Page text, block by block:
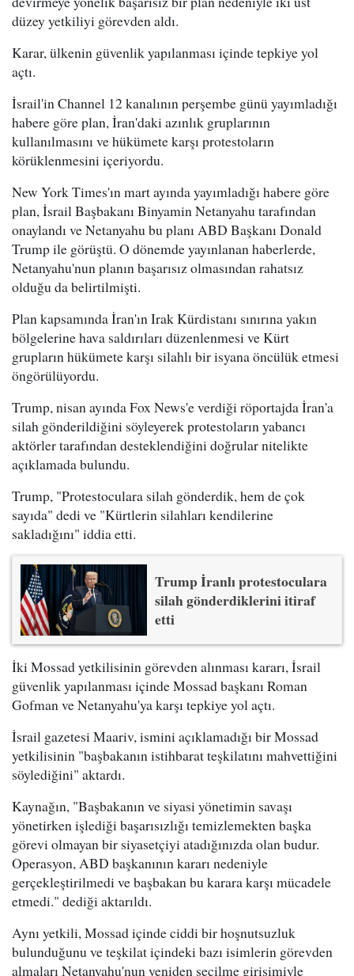
düzey yetkiliyi görevden aldı.
Karar, ülkenin güvenlik yapılanması içinde tepkiye yol
açtı.
İsrail'in Channel 12 kanalının perşembe günü yayımladığı
habere göre plan, İran'daki azınlık gruplarının
kullanılmasını ve hükümete karşı protestoların
körüklenmesini içeriyordu.
New York Times'ın mart ayında yayımladığı habere göre
plan, İsrail Başbakanı Binyamin Netanyahu tarafından
onaylandı ve Netanyahu bu planı ABD Başkanı Donald
Trump ile görüştü. O dönemde yayınlanan haberlerde,
Netanyahu'nun planın başarısız olmasından rahatsız
olduğu da belirtilmişti.
Plan kapsamında İran'ın Irak Kürdistanı sınırına yakın
bölgelerine hava saldırıları düzenlenmesi ve Kürt
grupların hükümete karşı silahlı bir isyana öncülük etmesi
öngörülüyordu.
Trump, nisan ayında Fox News'e verdiği röportajda İran'a
silah gönderildiğini söyleyerek protestoların yabancı
aktörler tarafından desteklendiğini doğrular nitelikte
açıklamada bulundu.
Trump, "Protestoculara silah gönderdik, hem de çok
sayıda" dedi ve "Kürtlerin silahları kendilerine
sakladığını" iddia etti.
Trump İranlı protestoculara
silah gönderdiklerini itiraf
etti
İki Mossad yetkilisinin görevden alınması kararı, İsrail
güvenlik yapılanması içinde Mossad başkanı Roman
Gofman ve Netanyahu'ya karşı tepkiye yol açtı.
İsrail gazetesi Maariv, ismini açıklamadığı bir Mossad
yetkilisinin "başbakanın istihbarat teşkilatını mahvettiğini
söylediğini" aktardı.
Kaynağın, "Başbakanın ve siyasi yönetimin savaşı
yönetirken işlediği başarısızlığı temizlemekten başka
görevi olmayan bir siyasetçiyi atadığınızda olan budur.
Operasyon, ABD başkanının kararı nedeniyle
gerçekleştirilmedi ve başbakan bu karara karşı mücadele
etmedi." dediği aktarıldı.
Aynı yetkili, Mossad içinde ciddi bir hoşnutsuzluk
bulunduğunu ve teşkilat içindeki bazı isimlerin görevden
almaları Netanyahu'nun yeniden seçilme girişimiyle